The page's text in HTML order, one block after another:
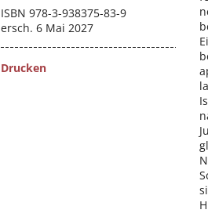
ISBN 978-3-938375-83-9
ersch. 6 Mai 2027
Drucken